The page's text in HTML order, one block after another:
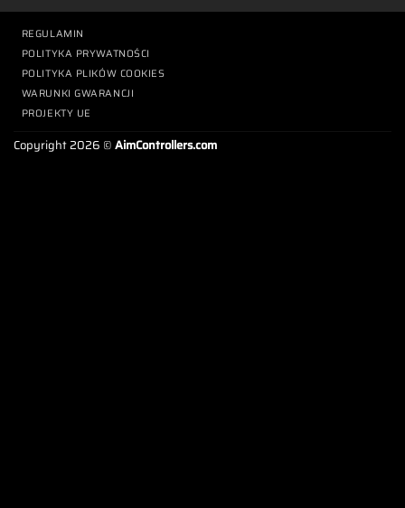
REGULAMIN
POLITYKA PRYWATNOŚCI
POLITYKA PLIKÓW COOKIES
WARUNKI GWARANCJI
PROJEKTY UE
Copyright 2026 ©AimControllers.com